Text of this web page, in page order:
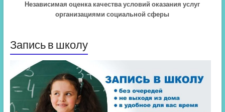
Независимая оценка качества условий оказания услуг
организациями социальной сферы
Запись в школу